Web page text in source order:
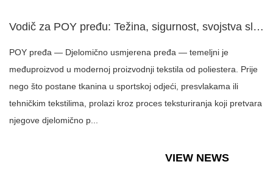
Vodič za POY pređu: Težina, sigurnost, svojstva sloja i poli...
POY pređa — Djelomično usmjerena pređa — temeljni je
međuproizvod u modernoj proizvodnji tekstila od poliestera. Prije
nego što postane tkanina u sportskoj odjeći, presvlakama ili
tehničkim tekstilima, prolazi kroz proces teksturiranja koji pretvara
njegove djelomično p...
VIEW NEWS